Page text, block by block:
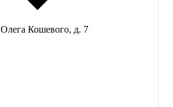
Олега Кошевого, д. 7